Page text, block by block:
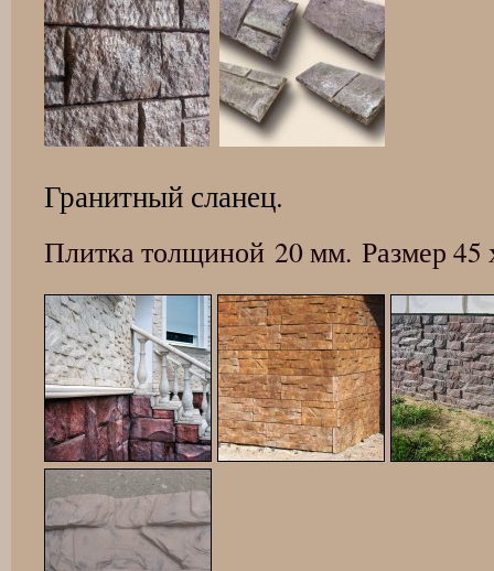
Гранитный сланец.
Плитка толщиной 20 мм. Размер 45